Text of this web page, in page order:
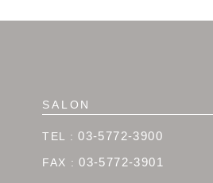
SALON
03-5772-3900
03-5772-3901